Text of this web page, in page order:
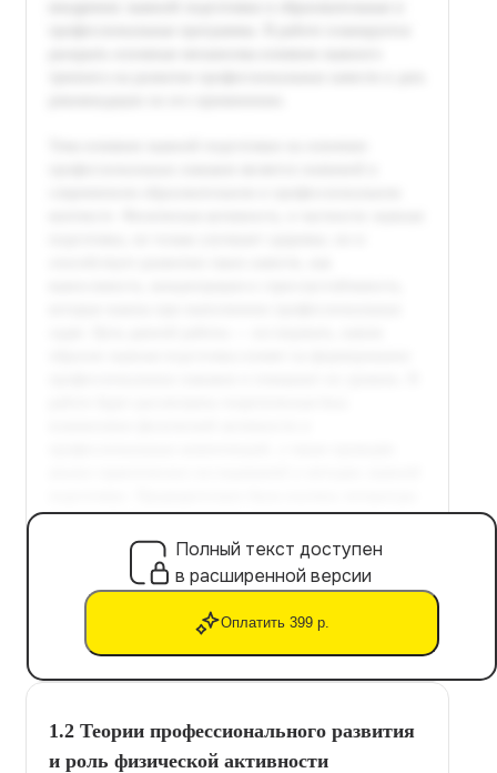
Полный текст доступен
в расширенной версии
Оплатить 399 р.
1.2 Теории профессионального развития
и роль физической активности